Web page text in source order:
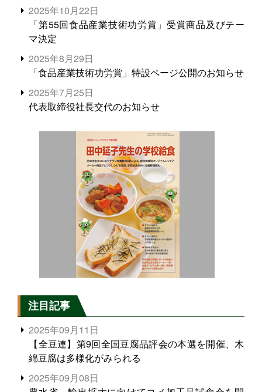
2025年10月22日
「第55回食品産業技術功労賞」受賞商品及びテー
マ決定
2025年8月29日
「食品産業技術功労賞」特設ページ公開のお知らせ
2025年7月25日
代表取締役社長交代のお知らせ
注目記事
2025年09月11日
【全豆連】第9回全国豆腐品評会の本選を開催、木
綿豆腐は多様化がみられる
2025年09月08日